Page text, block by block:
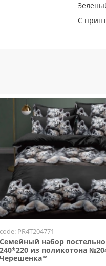
С
code: PR4T204771
Семейный набор
240*220 из поликотона
Черешенка™